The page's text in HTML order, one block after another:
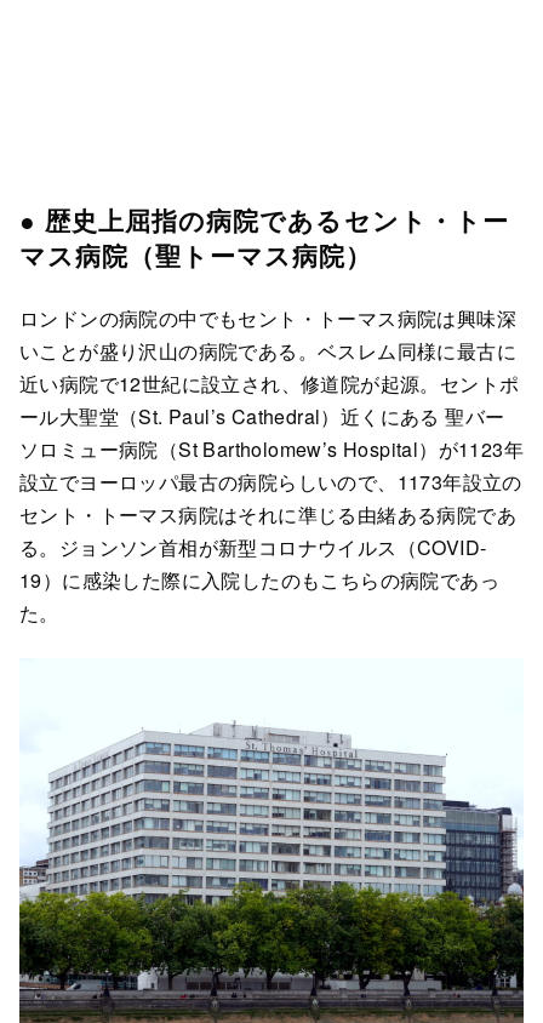
● 歴史上屈指の病院であるセント・トー
マス病院（聖トーマス病院）
ロンドンの病院の中でもセント・トーマス病院は興味深
いことが盛り沢山の病院である。ベスレム同様に最古に
近い病院で12世紀に設立され、修道院が起源。セントポ
ール大聖堂（St. Paul’s Cathedral）近くにある 聖バー
ソロミュー病院（St Bartholomew’s Hospital）が1123年
設立でヨーロッパ最古の病院らしいので、1173年設立の
セント・トーマス病院はそれに準じる由緒ある病院であ
る。ジョンソン首相が新型コロナウイルス（COVID-
19）に感染した際に入院したのもこちらの病院であっ
た。